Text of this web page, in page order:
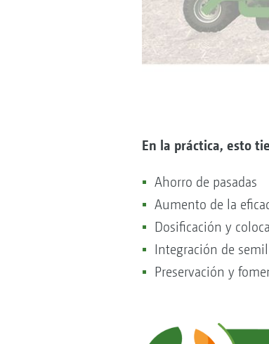
En la práctica, esto
Ahorro de pasadas
Aumento de la
Dosificación y
Integración de
Preservación y